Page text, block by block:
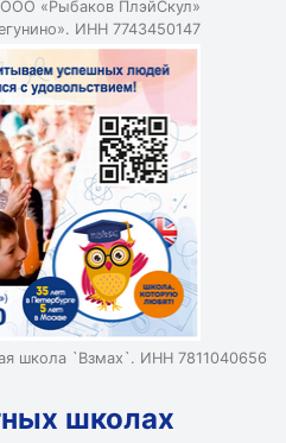
«Рыбаков ПлэйСкул»
ИНН 7743450147
школа `Взмах`. ИНН 7811040656
школах